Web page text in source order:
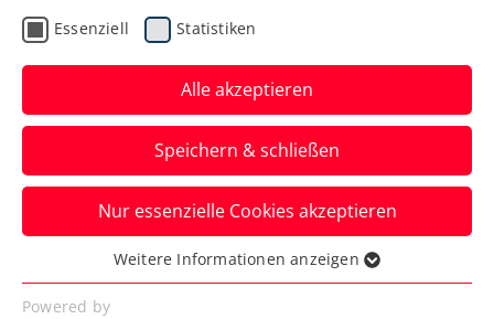
LAYJET-OPEN: Aufgabe
von Fognini – Misolic
folgt Novak ins
Viertelfinale
Ein kränkelnder Fabio Fognini muss beim
ATP-Challenger in Bad Waltersdorf Filip
Misolic den Vortritt lassen.
Essenziell Statistiken
Alle akzeptieren
Speichern & schließen
Nur essenzielle Cookies akzeptieren
Essenziell
Essenzielle Cookies werden für grundlegende
Weitere Informationen anzeigen
Powered by